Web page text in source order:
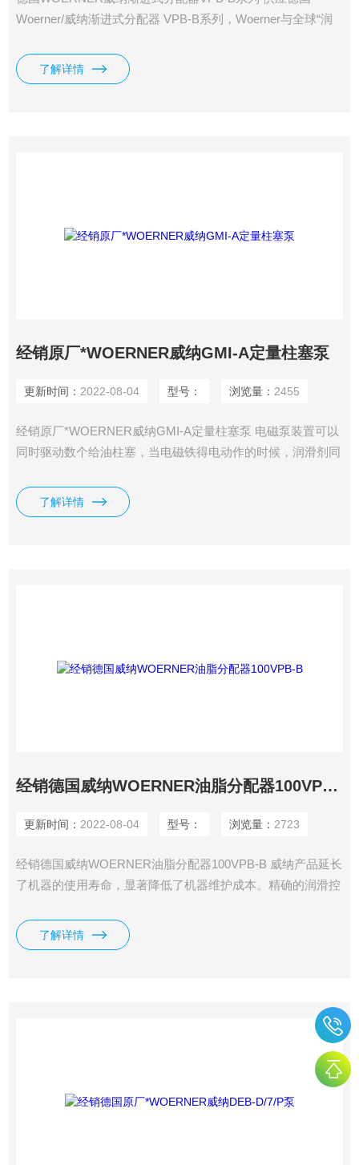
Woerner/威纳渐进式分配器 VPB-B系列，Woerner与全球“润
术问题提供了创新的产品和解决方案。Woerner润滑系统的润
滑系统将以小的成本，小的磨损和小的环境足迹，使机器不间
了解详情
经销原厂*WOERNER威纳GMI-A定量柱塞泵
更新时间： 2022-08-04 型号： 浏览量： 2455
经销原厂*WOERNER威纳GMI-A定量柱塞泵 电磁泵装置可以
同时驱动数个给油柱塞，当电磁铁得电动作的时候，润滑剂同
了解详情
经销德国威纳WOERNER油脂分配器100VPB-B
更新时间： 2022-08-04 型号： 浏览量： 2723
经销德国威纳WOERNER油脂分配器100VPB-B 威纳产品延长
了机器的使用寿命，显著降低了机器维护成本。精确的润滑控
了环境。威纳创新润滑技术广泛应用于以下各大领域:汽车预*
要*预*要*预*要*预*要*预*要*预先进要先进行业，（机械手）
了解详情